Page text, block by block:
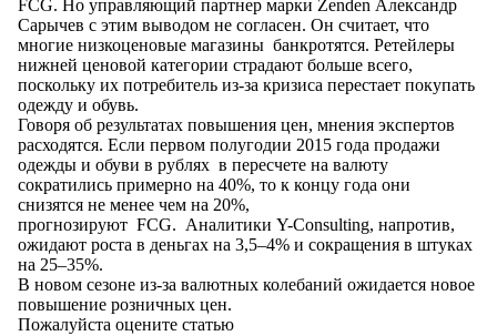
FCG. Но управляющий партнер марки Zenden Александр
Сарычев с этим выводом не согласен. Он считает, что
многие низкоценовые магазины банкротятся. Ретейлеры
нижней ценовой категории страдают больше всего,
поскольку их потребитель из-за кризиса перестает покупать
одежду и обувь.
Говоря об результатах повышения цен, мнения экспертов
расходятся. Если первом полугодии 2015 года продажи
одежды и обуви в рублях в пересчете на валюту
сократились примерно на 40%, то к концу года они
снизятся не менее чем на 20%,
прогнозируют FCG. Аналитики Y-Сonsulting, напротив,
ожидают роста в деньгах на 3,5–4% и сокращения в штуках
на 25–35%.
В новом сезоне из-за валютных колебаний ожидается новое
повышение розничных цен.
Пожалуйста оцените статью